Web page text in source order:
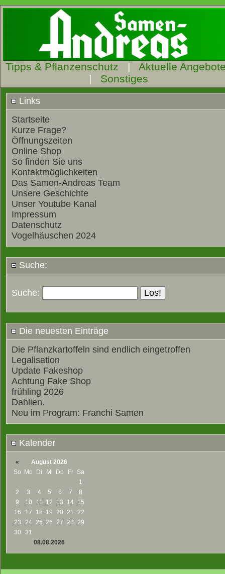
Tipps & Pflanzenschutz | Aktuelle
| Sonstiges
Links
Startseite
Kurze Frage?
Öffnungszeiten
Online Shop
So finden Sie uns
Kontaktmöglichkeiten
Das Samen-Andreas Team
Unsere Geschichte
Unser Youtube Kanal
Impressum
Datenschutz
Vogelhäuschen 2024
Suche:
Suche:
Die neuesten Einträge
Die Pflanzkartoffeln sind endlich eingetroffen
Legalisation
Update Fakeshop
Achtung Fake Shop
frühling 2026
Dahlien.
Neu im Program: Franchi Samen
Kalender
«
August 2026
So Mo Di Mi Do Fr
Sa
1
2
3 4 5 6 7
8
9
10 11 12 13 14 15
16
17 18 19 20 21 22
23
24 25 26 27 28 29
30
31
08.08.2026